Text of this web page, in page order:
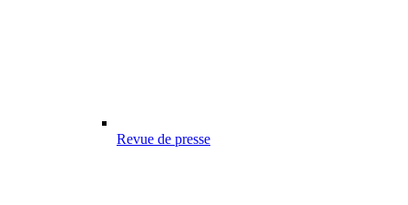
Revue de presse